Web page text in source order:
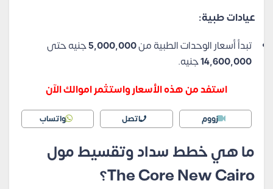
عيادات طبية:
تبدأ أسعار الوحدات الطبية من5,000,000جنيه حتى
14,600,000جنيه.
استفد من هذه الأسعار واستثمر اموالك الآن
زووم اتصل واتساب
ما هي خطط سداد وتقسيط مول
The Core New Cairo؟